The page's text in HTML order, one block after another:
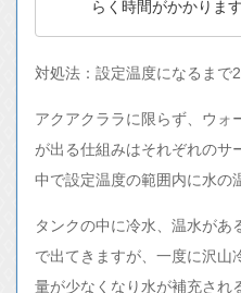
らく時間がかかります
対処法：設定温度になるまで
アクアクララに限らず、ウォ
が出る仕組みはそれぞれのサ
中で設定温度の範囲内に水の
タンクの中に冷水、温水があ
で出てきますが、一度に沢山
量が少なくなり水が補充され